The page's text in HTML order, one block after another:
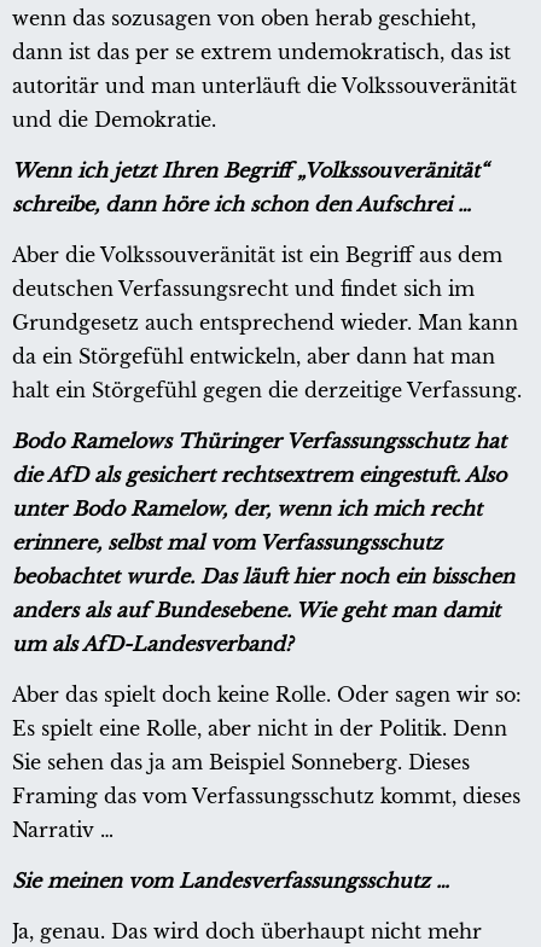
wenn das sozusagen von oben herab geschieht,
dann ist das per se extrem undemokratisch, das ist
autoritär und man unterläuft die Volkssouveränität
und die Demokratie.
Wenn ich jetzt Ihren Begriff „Volkssouveränität“
schreibe, dann höre ich schon den Aufschrei …
Aber die Volkssouveränität ist ein Begriff aus dem
deutschen Verfassungsrecht und findet sich im
Grundgesetz auch entsprechend wieder. Man kann
da ein Störgefühl entwickeln, aber dann hat man
halt ein Störgefühl gegen die derzeitige Verfassung.
Bodo Ramelows Thüringer Verfassungsschutz hat
die AfD als gesichert rechtsextrem eingestuft. Also
unter Bodo Ramelow, der, wenn ich mich recht
erinnere, selbst mal vom Verfassungsschutz
beobachtet wurde. Das läuft hier noch ein bisschen
anders als auf Bundesebene. Wie geht man damit
um als AfD-Landesverband?
Aber das spielt doch keine Rolle. Oder sagen wir so:
Es spielt eine Rolle, aber nicht in der Politik. Denn
Sie sehen das ja am Beispiel Sonneberg. Dieses
Framing das vom Verfassungsschutz kommt, dieses
Narrativ …
Sie meinen vom Landesverfassungsschutz …
Ja, genau. Das wird doch überhaupt nicht mehr